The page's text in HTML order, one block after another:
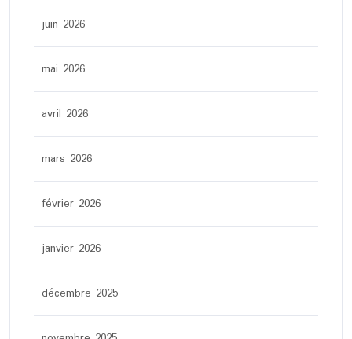
juin 2026
mai 2026
avril 2026
mars 2026
février 2026
janvier 2026
décembre 2025